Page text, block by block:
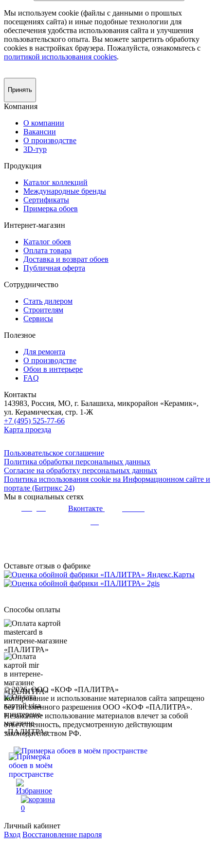
Мы используем cookie (файлы с данными о прошлых
посещениях сайта) и иные подобные технологии для
обеспечения удобства использования сайта и улучшения
пользовательского опыта. Вы можете запретить обработку
сookies в настройках браузера. Пожалуйста, ознакомьтесь с
политикой использования cookies.
Принять
Компания
О компании
Вакансии
О производстве
3D-тур
Продукция
Каталог коллекций
Международные бренды
Сертификаты
Примерка обоев
Интернет-магазин
Каталог обоев
Оплата товара
Доставка и возврат обоев
Публичная оферта
Сотрудничество
Стать дилером
Строителям
Сервисы
Полезное
Для ремонта
О производстве
Обои в интерьере
FAQ
Контакты
143983, Россия, МО, г. Балашиха, микрорайон «Керамик»,
ул. Керамическая, стр. 1-Ж
+7 (495) 525-77-66
Карта проезда
Пользовательское соглашение
Политика обработки персональных данных
Согласие на обработку персональных данных
Политика использования cookie на Информационном сайте и
портале (Битрикс 24)
Мы в социальных сетях
Вконтакте
Оставьте отзыв о фабрике
Способы оплаты
© 2026, ООО «КОФ «ПАЛИТРА»
Копирование и использование материалов сайта запрещено
без письменного разрешения ООО «КОФ «ПАЛИТРА».
Незаконное использование материалов влечет за собой
ответственность, предусмотренную действующим
законодательством РФ.
0
Личный кабинет
Вход Восстановление пароля